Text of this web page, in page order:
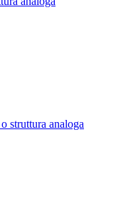
struttura analoga